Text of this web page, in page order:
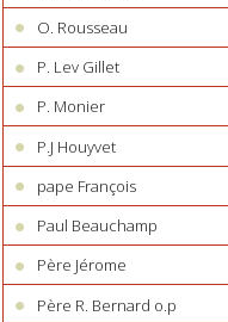
O. Rousseau
P. Lev Gillet
P. Monier
P.J Houyvet
pape François
Paul Beauchamp
Père Jérome
Père R. Bernard o.p